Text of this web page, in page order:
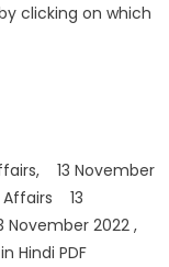
clicking on which
13 November
Affairs 13
2022 ,
Hindi PDF